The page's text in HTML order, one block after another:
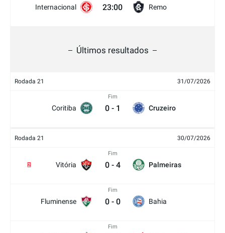
Internacional 23:00 Remo
Últimos resultados
Rodada 21 31/07/2026
Coritiba
Fim
0 - 1 Cruzeiro
Rodada 21 30/07/2026
Vitória
2
Fim
0 - 4 Palmeiras
Fluminense
Fim
0 - 0 Bahia
Fim